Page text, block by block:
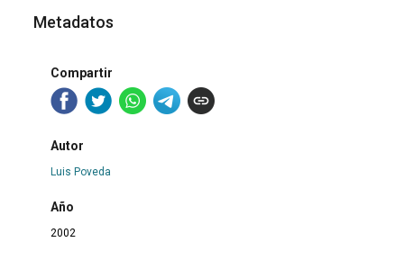
Metadatos
Compartir
Autor
Luis Poveda
Año
2002